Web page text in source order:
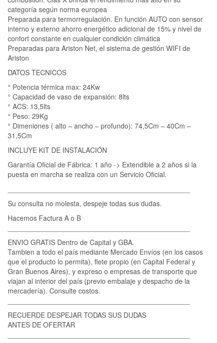
categoría según norma europea
Preparada para termorregulación. En función AUTO con sensor
interno y externo ahorro energético adicional de 15% y nivel de
confort constante en cualquier condición climática
Preparadas para Ariston Net, el sistema de gestión WIFI de
Ariston
DATOS TECNICOS
° Potencia térmica max: 24Kw
° Capacidad de vaso de expansión: 8lts
° ACS: 13,5lts
° Peso: 29Kg
° Dimeniones ( alto – ancho – profundo): 74,5Cm – 40Cm –
31,5Cm
INCLUYE KIT DE INSTALACIÓN
Garantía Oficial de Fábrica: 1 año -> Extendible a 2 años si la
puesta en marcha se realiza con un Servicio Oficial.
Su consulta no molesta, despeje todas sus dudas.
Hacemos Factura A o B
ENVIO GRATIS Dentro de Capital y GBA.
Tambien a todo el país mediante Mercado Envíos (en los casos
que el producto lo permita), flete propio (en Capital Federal y
Gran Buenos Aires), y expreso o empresas de transporte que
viajan al interior del país (previo embalaje y despacho de la
mercadería). Consulte costos.
RECUERDE DESPEJAR TODAS SUS DUDAS
ANTES DE OFERTAR